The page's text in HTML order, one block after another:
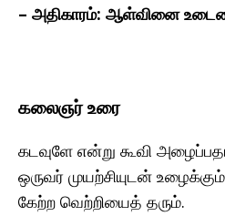
– அதிகாரம்: ஆள்வினை
கலைஞர் உரை
கடவுளே என்று கூவி
ஒருவர் முயற்சியுடன்
கேற்ற வெற்றியைத் தரும்.